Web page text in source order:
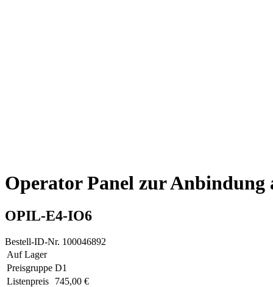
Operator Panel zur
OPIL-E4-IO6
Bestell-ID-Nr. 100046892
Auf Lager
Preisgruppe D1
Listenpreis
745,00 €